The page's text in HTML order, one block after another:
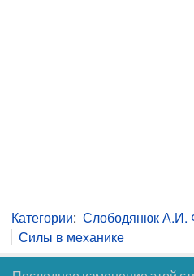
Категории: Слободянюк А.И.
Силы в механике